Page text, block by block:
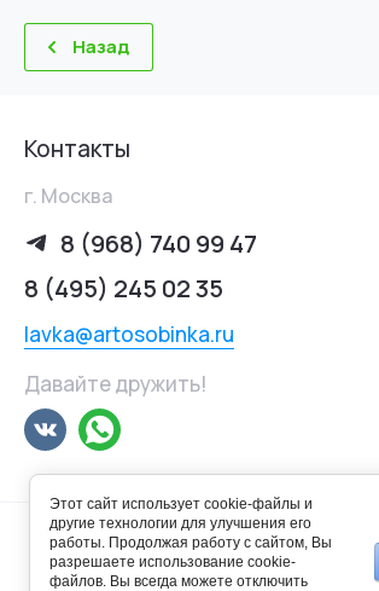
Назад
Контакты
г. Москва
8 (968) 740 99 47
8 (495) 245 02 35
lavka@artosobinka.ru
Давайте дружить!
Этот сайт использует cookie-файлы и
другие технологии для улучшения его
работы. Продолжая работу с сайтом, Вы
разрешаете использование cookie-
файлов. Вы всегда можете отключить